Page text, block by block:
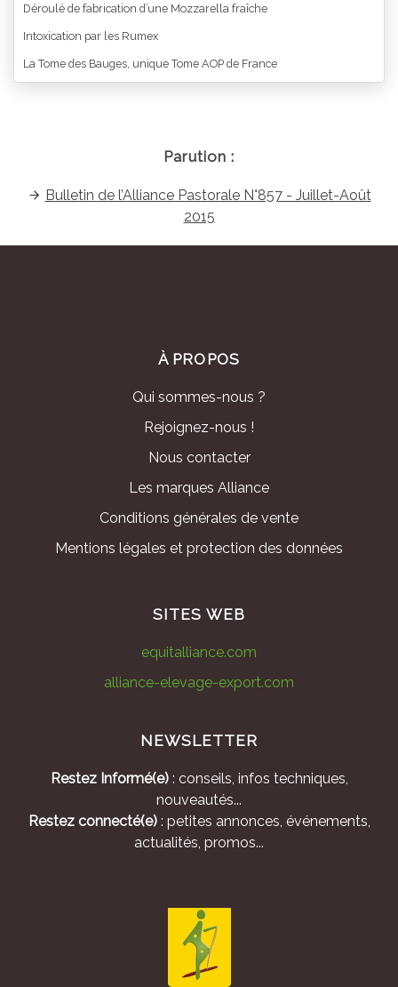
Déroulé de fabrication d’une Mozzarella fraîche
Intoxication par les Rumex
La Tome des Bauges, unique Tome AOP de France
Parution :
Bulletin de l’Alliance Pastorale N°857 - Juillet-Août
2015
À PROPOS
Qui sommes-nous ?
Rejoignez-nous !
Nous contacter
Les marques Alliance
Conditions générales de vente
Mentions légales et protection des données
SITES WEB
equitalliance.com
alliance-elevage-export.com
NEWSLETTER
Restez Informé(e): conseils, infos techniques,
nouveautés...
Restez connecté(e): petites annonces, événements,
actualités, promos...